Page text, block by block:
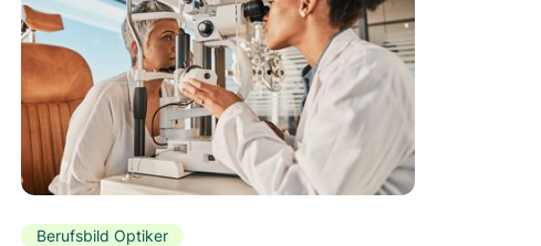
Berufsbild Optiker